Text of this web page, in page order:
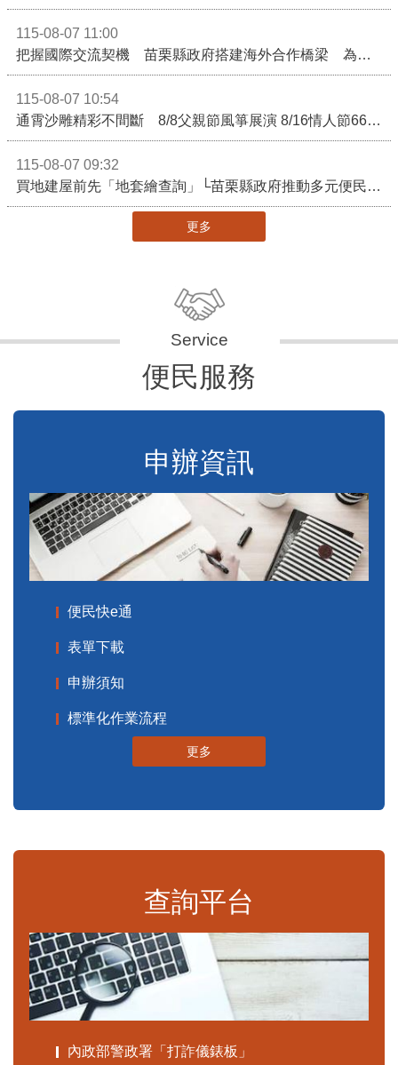
115-08-07 11:00
115-08-07 10:54
115-08-07 09:32
更多
便民服務
申辦資訊
便民快e通
表單下載
申辦須知
標準化作業流程
更多
查詢平台
內政部警政署「打詐儀錶板」